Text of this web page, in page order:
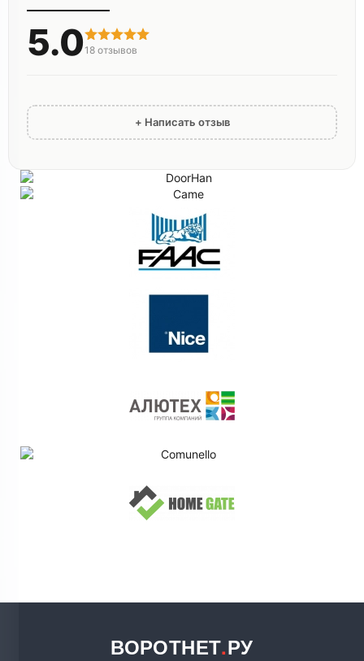
5.0 18 отзывов
+ Написать отзыв
ВОРОТНЕТ.РУ